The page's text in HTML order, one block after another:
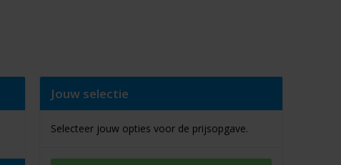
Jouw selectie
Selecteer jouw opties voor de prijsopgave.